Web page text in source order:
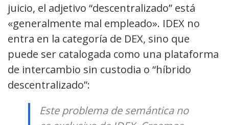
juicio, el adjetivo “descentralizado” está
«generalmente mal empleado». IDEX no
entra en la categoría de DEX, sino que
puede ser catalogada como una plataforma
de intercambio sin custodia o “híbrido
descentralizado”:
Este problema de semántica no